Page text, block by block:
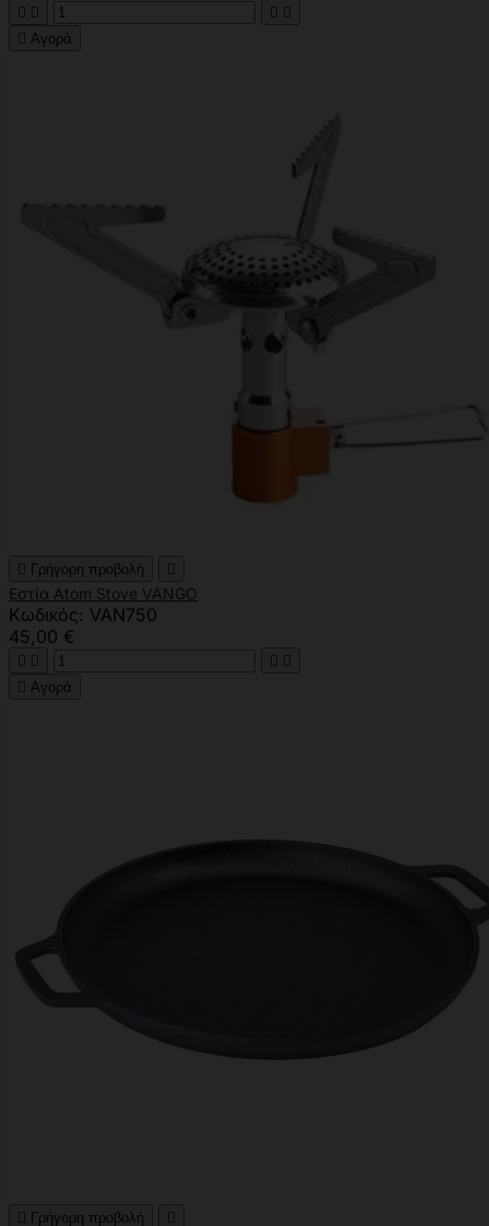
   
 Αγορά
 Γρήγορη προβολή 
Εστία Atom Stove VANGO
Κωδικός: VAN750
45,00 €
   
 Αγορά
 Γρήγορη προβολή 